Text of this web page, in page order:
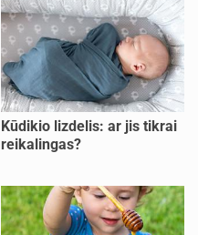
Kūdikio lizdelis: ar jis tikrai
reikalingas?